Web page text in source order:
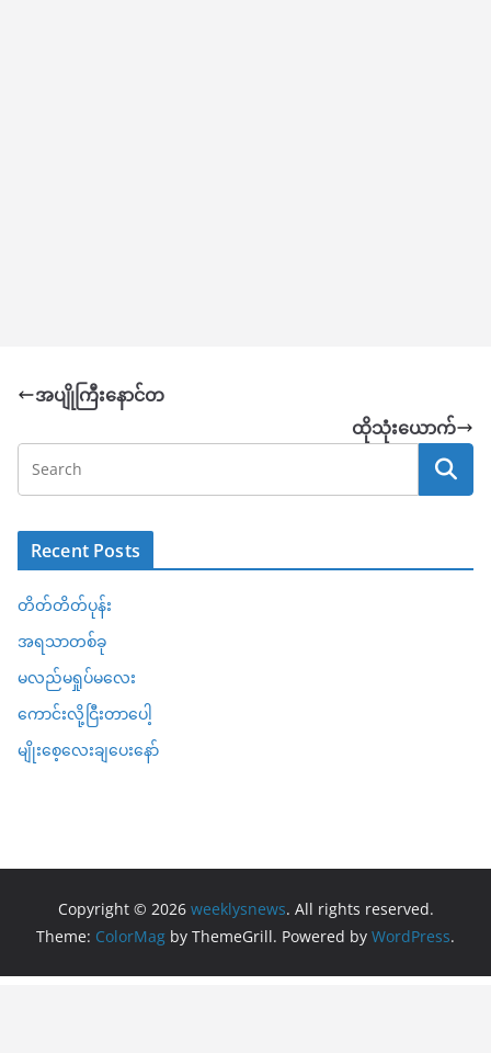
အပျိုကြီးနောင်တ
ထိုသုံးယောက်
Recent Posts
တိတ်တိတ်ပုန်း
အရသာတစ်ခု
မလည်မရှုပ်မလေး
ကောင်းလို့ငြီးတာပေါ့
မျိုးစေ့လေးချပေးနော်
Copyright © 2026 weeklysnews. All rights reserved.
Theme: ColorMag by ThemeGrill. Powered by WordPress.